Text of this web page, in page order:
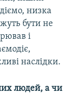
низка
бути не
і
наслідки.
людей, а чи